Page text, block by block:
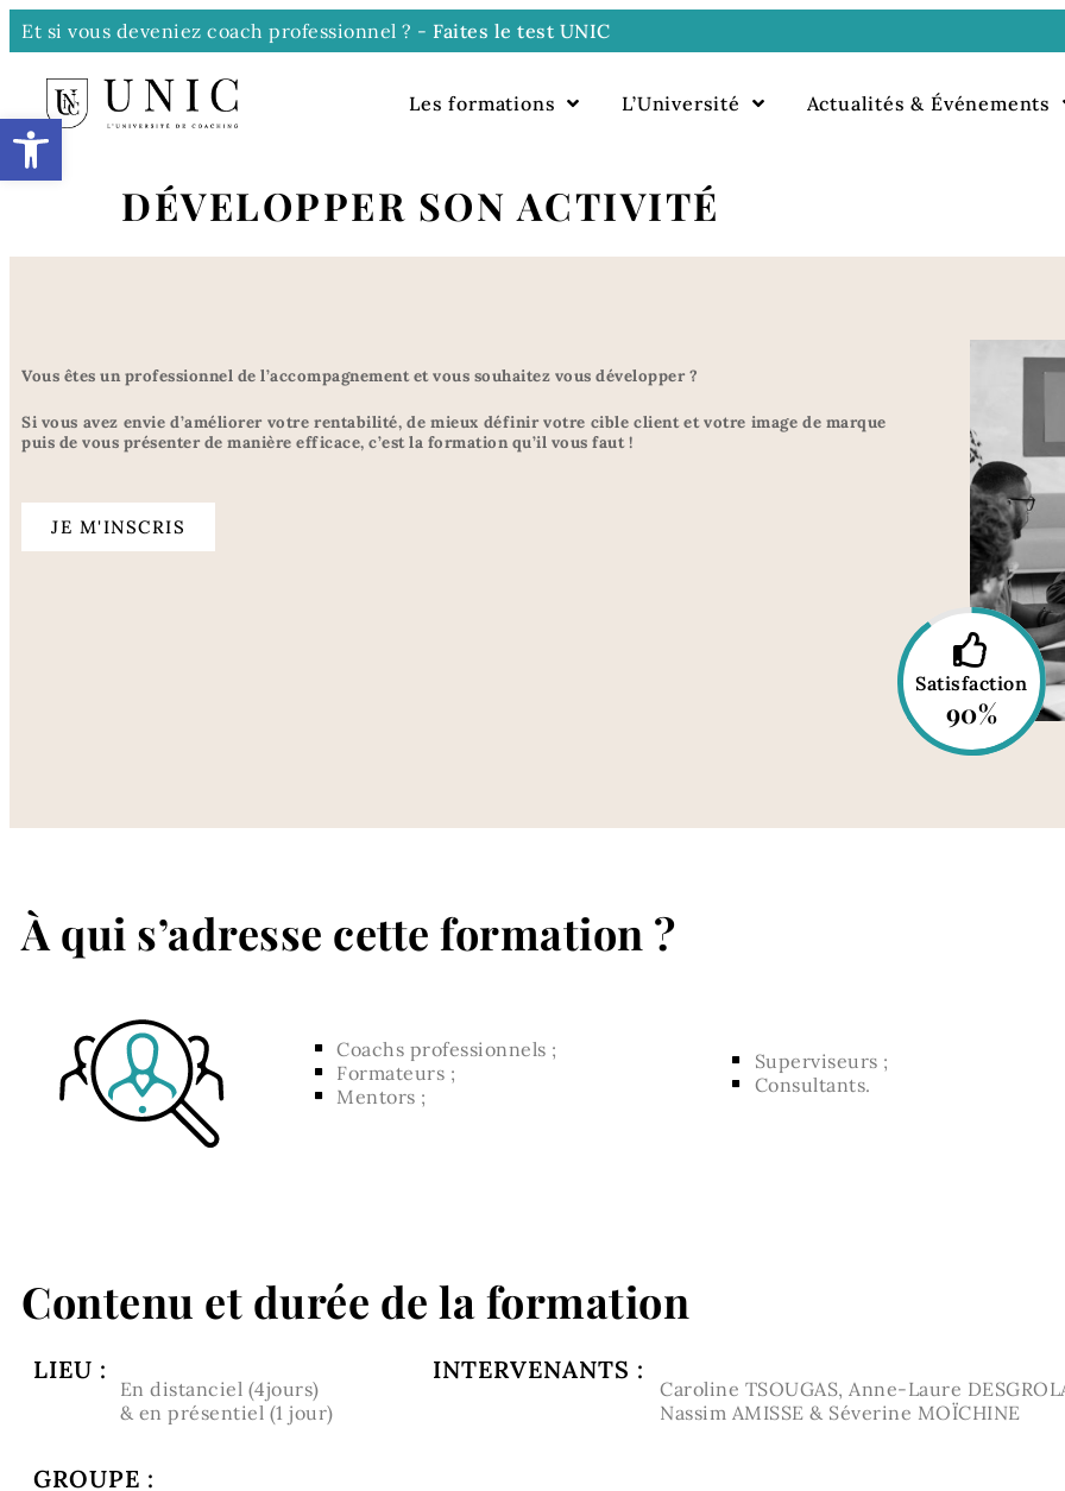
Ouvrir la barre d’outils
Et si vous deveniez coach professionnel ? - Faites le test UNIC
Les formations L’Université Actualités & Événements
DÉVELOPPER SON ACTIVITÉ
Vous êtes un professionnel de l’accompagnement et vous souhaitez vous développer ?
Si vous avez envie d’améliorer votre rentabilité, de mieux définir votre cible client et votre image de marque
puis de vous présenter de manière efficace, c’est la formation qu’il vous faut !
JE M'INSCRIS
Satisfaction
90%
À qui s’adresse cette formation ?
Coachs professionnels ;
Formateurs ;
Mentors ;
Superviseurs ;
Consultants.
Contenu et durée de la formation
LIEU :
En distanciel (4jours)
& en présentiel (1 jour)
INTERVENANTS :
Caroline TSOUGAS, Anne-Laure
Nassim AMISSE & Séverine MOÏCHINE
GROUPE :